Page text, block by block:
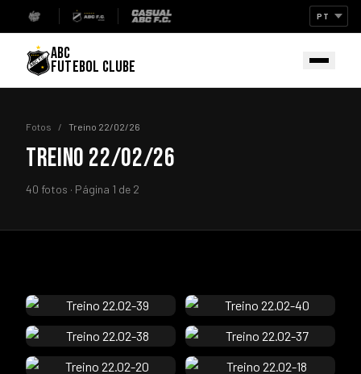
ABC
FUTEBOL CLUBE
Fotos / Treino 22/02/26
TREINO 22/02/26
40 fotos · Página 1 de 2